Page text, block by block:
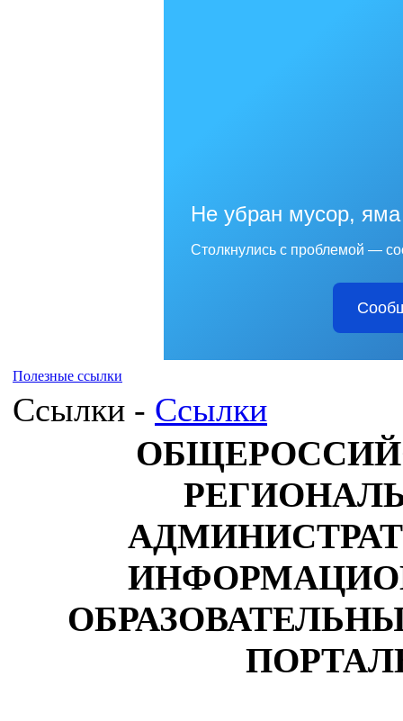
Не убран мусор,
Столкнулись с проблемой —
Полезные ссылки
Ссылки - Ссылки